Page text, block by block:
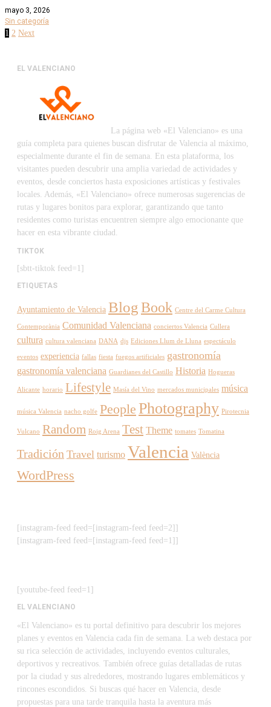
mayo 3, 2026
Sin categoría
1 2 Next
EL VALENCIANO
La página web «El Valenciano» es una
guía completa para quienes buscan disfrutar de Valencia al máximo,
especialmente durante el fin de semana. En esta plataforma, los
visitantes pueden descubrir una amplia variedad de actividades y
eventos, desde conciertos hasta exposiciones artísticas y festivales
locales. Además, «El Valenciano» ofrece numerosas sugerencias de
rutas y lugares bonitos para explorar, garantizando que tanto
residentes como turistas encuentren siempre algo emocionante que
hacer en esta vibrante ciudad.
TIKTOK
[sbtt-tiktok feed=1]
ETIQUETAS
Ayuntamiento de Valencia BlogBook Centre del Carme Cultura
Contemporània Comunidad Valenciana conciertos Valencia Cullera
cultura cultura valenciana DANA djs Ediciones Llum de Lluna espectáculo
eventos experiencia fallas fiesta fuegos artificiales gastronomía
gastronomía valenciana Guardianes del Castillo Historia Hogueras
Alicante horario Lifestyle Masía del Vino mercados municipales música
música Valencia nacho golfe People Photography Pirotecnia
Vulcano Random Roig Arena Test Theme tomates Tomatina
Tradición Travel turismo Valencia València
WordPress
[instagram-feed feed=[instagram-feed feed=2]]
[instagram-feed feed=[instagram-feed feed=1]]
[youtube-feed feed=1]
EL VALENCIANO
«El Valenciano» es tu portal definitivo para descubrir los mejores
planes y eventos en Valencia cada fin de semana. La web destaca por
su rica selección de actividades, incluyendo eventos culturales,
deportivos y recreativos. También ofrece guías detalladas de rutas
por la ciudad y sus alrededores, mostrando lugares emblemáticos y
rincones escondidos. Si buscas qué hacer en Valencia, desde
propuestas para una tarde tranquila hasta la aventura más